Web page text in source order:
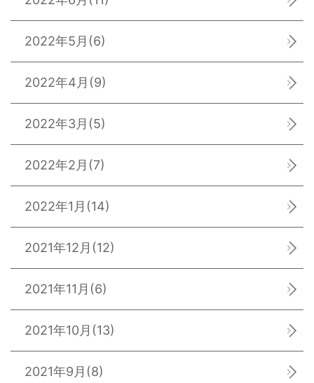
2022年5月 (6)
2022年4月 (9)
2022年3月 (5)
2022年2月 (7)
2022年1月 (14)
2021年12月 (12)
2021年11月 (6)
2021年10月 (13)
2021年9月 (8)